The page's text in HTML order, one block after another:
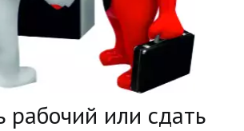
рабочий или сдать